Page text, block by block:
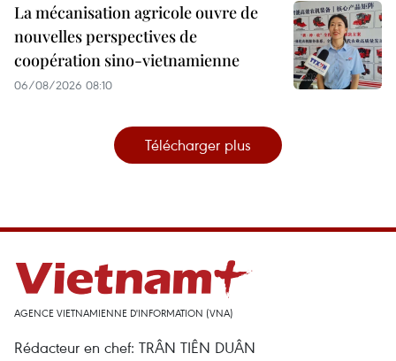
La mécanisation agricole ouvre de
nouvelles perspectives de
coopération sino-vietnamienne
06/08/2026 08:10
Télécharger plus
AGENCE VIETNAMIENNE D'INFORMATION (VNA)
Rédacteur en chef: TRÂN TIÊN DUÂN